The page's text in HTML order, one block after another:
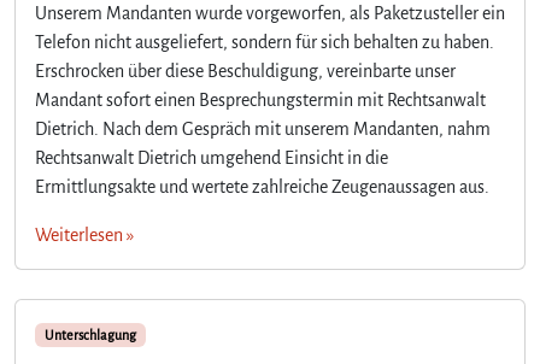
Unserem Mandanten wurde vorgeworfen, als Paketzusteller ein
Telefon nicht ausgeliefert, sondern für sich behalten zu haben.
Erschrocken über diese Beschuldigung, vereinbarte unser
Mandant sofort einen Besprechungstermin mit Rechtsanwalt
Dietrich. Nach dem Gespräch mit unserem Mandanten, nahm
Rechtsanwalt Dietrich umgehend Einsicht in die
Ermittlungsakte und wertete zahlreiche Zeugenaussagen aus.
Weiterlesen »
Unterschlagung